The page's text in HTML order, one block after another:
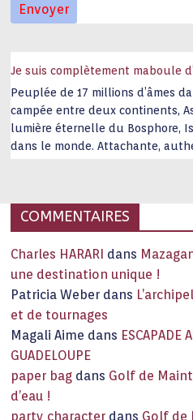
Je suis complètement maboule
Peuplée de 17 millions d’âmes
campée entre deux continents,
lumière éternelle du Bosphore,
dans le monde. Attachante,
COMMENTAIRES
Charles HARARI dans
une destination unique !
Patricia Weber dans
et de tournages
Magali Aime dans ESCAPADE
GUADELOUPE
paper bag dans Golf de
d’eau !
party character dans Golf de